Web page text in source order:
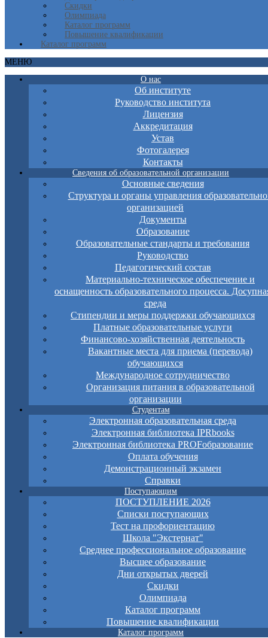
Скидки
Олимпиада
Каталог программ
Повышение квалификации
Каталог программ
МЕНЮ
О нас
Об институте
Руководство института
Лицензия
Аккредитация
Устав
Фотогалерея
Контакты
Сведения об образовательной организации
Основные сведения
Структура и органы управления
организацией
Документы
Образование
Образовательные стандарты и требования
Руководство
Педагогический состав
Материально-техническое обеспечение и
оснащенность образовательного процесса.
среда
Стипендии и меры поддержки обучающихся
Платные образовательные услуги
Финансово-хозяйственная деятельность
Вакантные места для приема (перевода)
обучающихся
Международное сотрудничество
Организация питания в образовательной
организации
Студентам
Электронная образовательная среда
Электронная библиотека IPRbooks
Электронная библиотека PROFобразование
Оплата обучения
Демонстрационный экзамен
Справки
Поступающим
ПОСТУПЛЕНИЕ 2026
Списки поступающих
Тест на профориентацию
Школа "Экстернат"
Среднее профессиональное образование
Высшее образование
Дни открытых дверей
Скидки
Олимпиада
Каталог программ
Повышение квалификации
Каталог программ